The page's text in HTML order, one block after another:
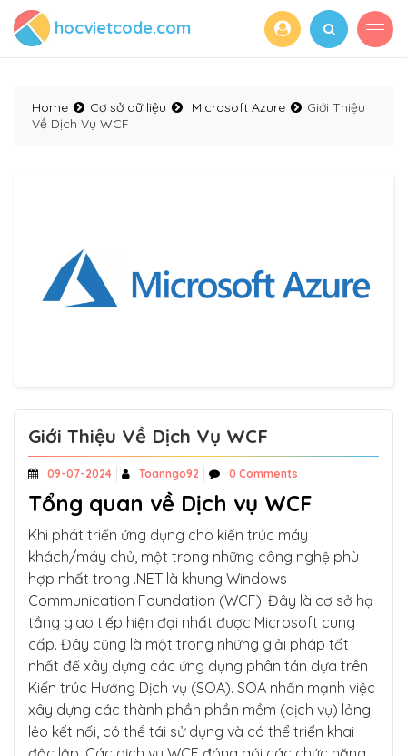
hocvietcode.com
Home Cơ sở dữ liệu Microsoft Azure
Giới Thiệu
Về Dịch Vụ WCF
Giới Thiệu Về Dịch Vụ WCF
09-07-2024 Toanngo92 0 Comments
Tổng quan về Dịch vụ WCF
Khi phát triển ứng dụng cho kiến trúc máy
khách/máy chủ, một trong những công nghệ phù
hợp nhất trong .NET là khung Windows
Communication Foundation (WCF). Đây là cơ sở hạ
tầng giao tiếp hiện đại nhất được Microsoft cung
cấp. Đây cũng là một trong những giải pháp tốt
nhất để xây dựng các ứng dụng phân tán dựa trên
Kiến trúc Hướng Dịch vụ (SOA). SOA nhấn mạnh việc
xây dựng các thành phần phần mềm (dịch vụ) lỏng
lẻo kết nối, có thể tái sử dụng và có thể triển khai